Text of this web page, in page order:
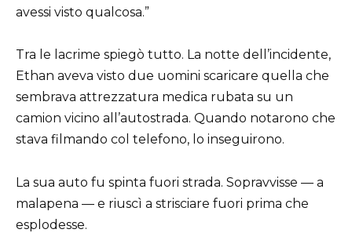
avessi visto qualcosa.”
Tra le lacrime spiegò tutto. La notte dell’incidente,
Ethan aveva visto due uomini scaricare quella che
sembrava attrezzatura medica rubata su un
camion vicino all’autostrada. Quando notarono che
stava filmando col telefono, lo inseguirono.
La sua auto fu spinta fuori strada. Sopravvisse — a
malapena — e riuscì a strisciare fuori prima che
esplodesse.